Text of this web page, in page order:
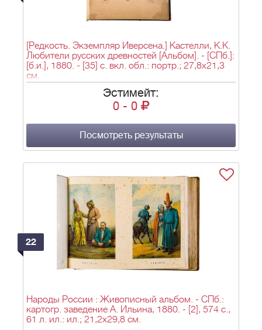
[Редкость. Экземпляр Иверсена.] Кастелли, К.К.
Любители русских древностей [Альбом]. - [СПб.]:
[б.и.], 1880. - [35] с. вкл. обл.: портр.; 27,8х21,3
см.
Эстимейт:
0 - 0
Посмотреть результаты
22
Народы России : Живописный альбом. - СПб.:
картогр. заведение А. Ильина, 1880. - [2], 574 с.,
61 л. ил.: ил.; 21,2х29,8 см.